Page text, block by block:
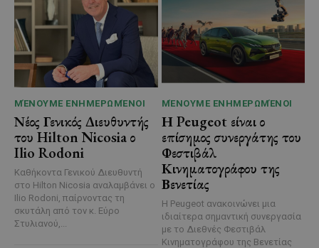
ΜΈΝΟΥΜΕ ΕΝΗΜΕΡΩΜΈΝΟΙ
Νέος Γενικός Διευθυντής
του Hilton Nicosia ο
Ilio Rodoni
Καθήκοντα Γενικού Διευθυντή
στο Hilton Nicosia αναλαμβάνει ο
Ilio Rodoni, παίρνοντας τη
σκυτάλη από τον κ. Εύρο
Στυλιανού,...
ΜΈΝΟΥΜΕ ΕΝΗΜΕΡΩΜΈΝΟΙ
Η Peugeot είναι ο
επίσημος συνεργάτης του
Φεστιβάλ
Κινηματογράφου της
Βενετίας
Η Peugeot ανακοινώνει μια
ιδιαίτερα σημαντική συνεργασία
με το Διεθνές Φεστιβάλ
Κινηματογράφου της Βενετίας